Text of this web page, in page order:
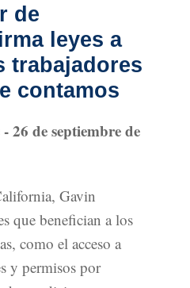
de
leyes a
trabajadores
contamos
26 de septiembre de
Gavin
que benefician a los
como el acceso a
y permisos por